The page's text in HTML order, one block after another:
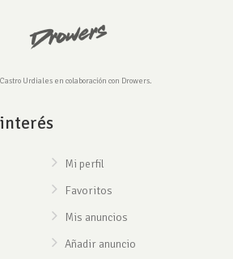
Urdiales en colaboración con Drowers.
Mi perfil
Favoritos
Mis anuncios
Añadir anuncio